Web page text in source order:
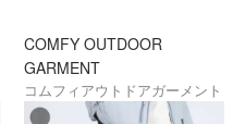
COMFY OUTDOOR
GARMENT
コムフィアウトドアガーメント